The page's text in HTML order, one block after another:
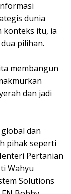
dunia
konteks itu, ia
pilihan.
membangun
dan jadi
dan
pihak seperti
Pertanian
Wahyu
Solutions